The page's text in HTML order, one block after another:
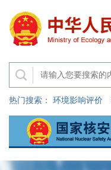
热门搜索： 环境影响评价